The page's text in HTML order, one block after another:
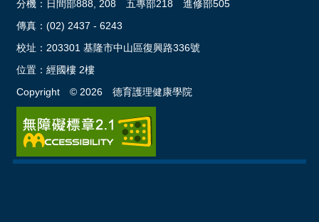
分機：日間部888, 208 五專部218 進修部505
傳真：(02) 2437 - 6243
校址： 203301 基隆市中山區復興路336號
位置： 經國樓 2樓
Copyright © 2026德育護理健康學院